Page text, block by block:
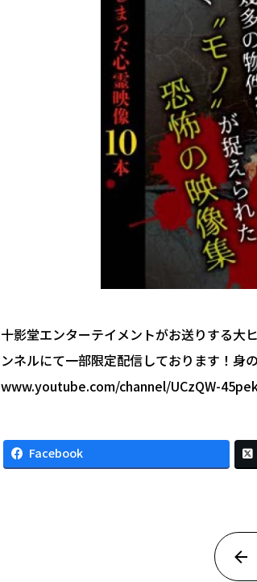
十影堂エンターテイメントがお送りする大
ンネルにて一部限定配信しております！
www.youtube.com/channel/UCzQW-
Facebook